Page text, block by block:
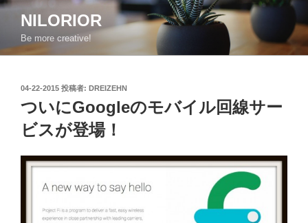
コ
ン
NILORIOR
Be more creative!
投
日:
04-22-2015 投稿者: DREIZEHN
ついにGoogleのモバイル回線サー
ビスが登場！